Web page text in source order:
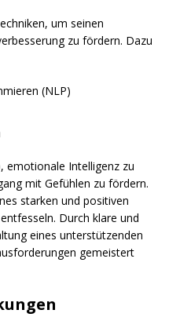
um seinen
zu fördern. Dazu
(NLP)
emotionale Intelligenz zu
mit Gefühlen zu fördern.
starken und positiven
Durch klare und
eines unterstützenden
gemeistert